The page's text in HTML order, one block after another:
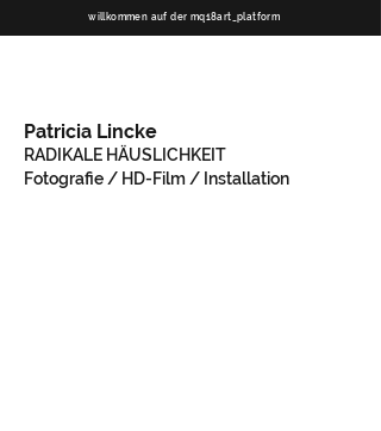
willkommen auf der mq18art_platform
Patricia Lincke
RADIKALE HÄUSLICHKEIT
Fotografie / HD-Film / Installation